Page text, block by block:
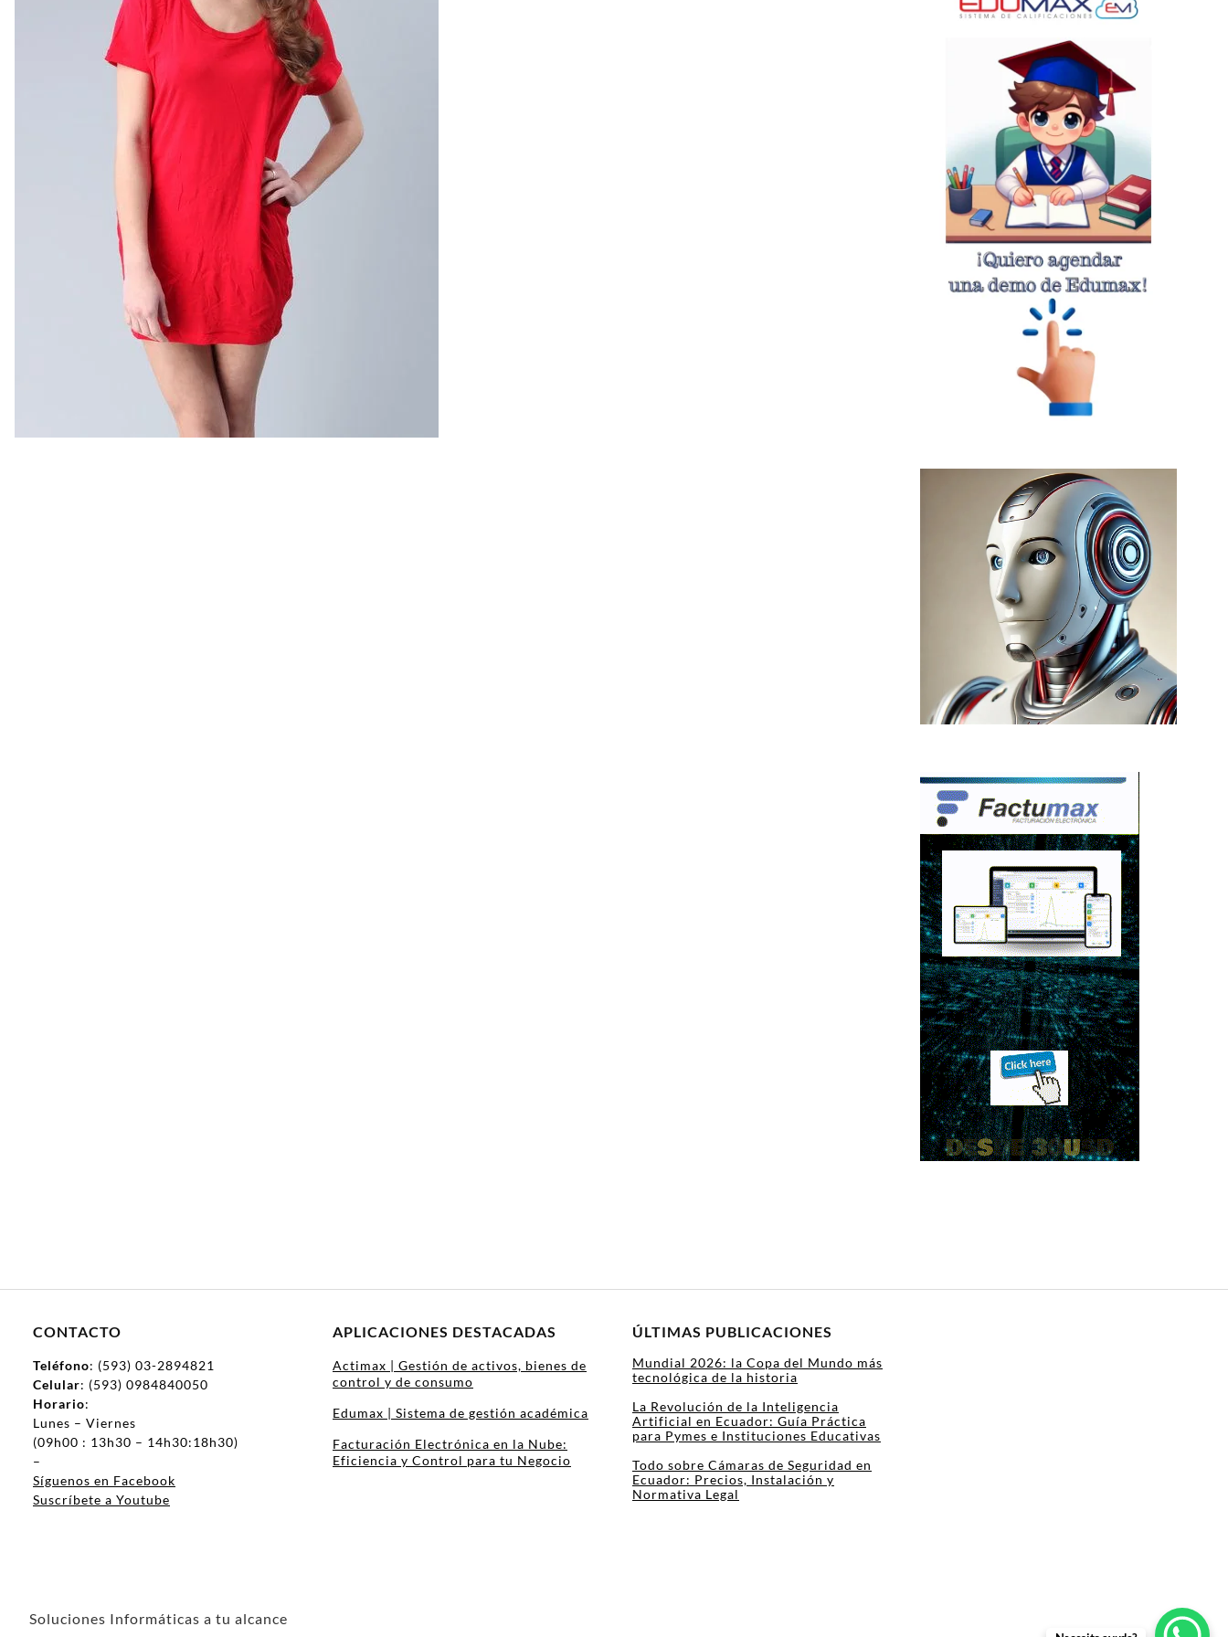
CONTACTO
Teléfono: (593) 03-2894821
Celular: (593) 0984840050
Horario:
Lunes – Viernes
(09h00 : 13h30 – 14h30:18h30)
–
Síguenos en Facebook
Suscríbete a Youtube
APLICACIONES DESTACADAS
Actimax | Gestión de activos, bienes de
control y de consumo
Edumax | Sistema de gestión académica
Facturación Electrónica en la Nube:
Eficiencia y Control para tu Negocio
ÚLTIMAS PUBLICACIONES
Mundial 2026: la Copa del Mundo más
tecnológica de la historia
La Revolución de la Inteligencia
Artificial en Ecuador: Guía Práctica
para Pymes e Instituciones Educativas
Todo sobre Cámaras de Seguridad en
Ecuador: Precios, Instalación y
Normativa Legal
Soluciones Informáticas a tu alcance